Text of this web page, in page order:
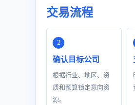
交易流程
确认目标公司
根据行业、地区、资
质和预算锁定意向资
源。